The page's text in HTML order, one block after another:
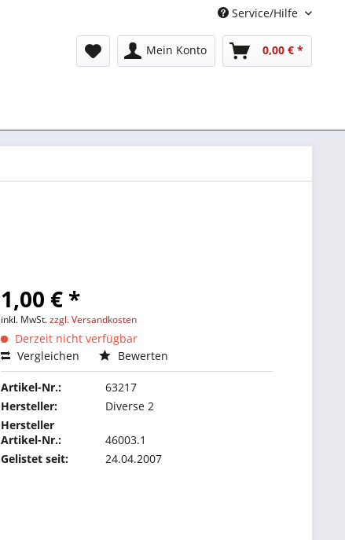
Service/Hilfe
Mein Konto 0,00 € *
1,00 € *
inkl. MwSt.zzgl. Versandkosten
Derzeit nicht verfügbar
Vergleichen
Bewerten
Artikel-Nr.:
63217
Hersteller:
Diverse 2
Hersteller
Artikel-Nr.:
46003.1
Gelistet seit:
24.04.2007